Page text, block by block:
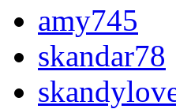
amy745
skandar78